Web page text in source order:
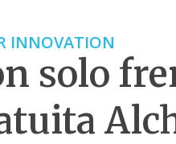
INNOVATION
solo